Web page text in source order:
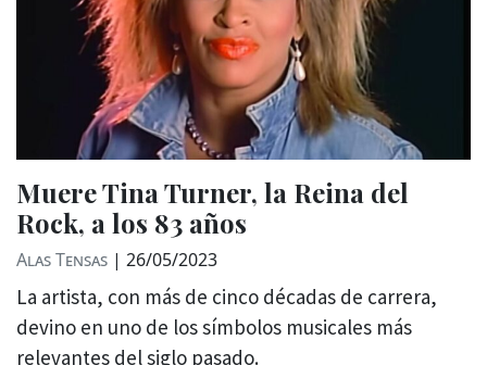
Muere Tina Turner, la Reina del
Rock, a los 83 años
Alas Tensas | 26/05/2023
La artista, con más de cinco décadas de carrera,
devino en uno de los símbolos musicales más
relevantes del siglo pasado.